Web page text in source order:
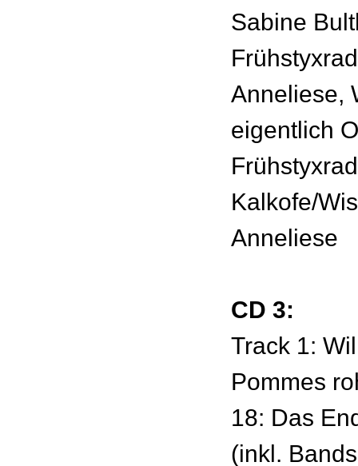
Sabine
Anneliese,
eigentlich
Kalkofe/
Anneliese
CD 3:
Track 1:
Pommes
18: Das
(inkl.